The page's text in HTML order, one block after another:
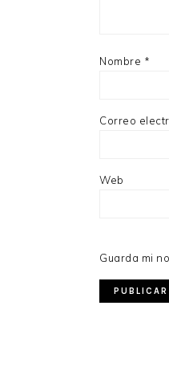
Nombre *
Correo
Web
Guarda mi